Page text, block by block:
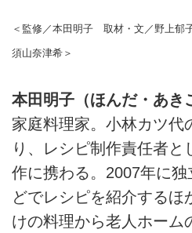
＜監修／本田明子 取材・文／野上郁
須山奈津希＞
本田明子（ほんだ・あき
家庭料理家。小林カツ代
り、レシピ制作責任者と
作に携わる。2007年に
どでレシピを紹介するほ
けの料理から老人ホーム